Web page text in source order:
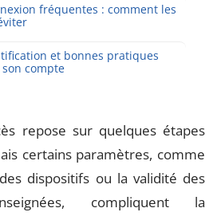
fréquentes : comment les
et bonnes pratiques
compte
repose sur quelques étapes
certains paramètres, comme
dispositifs ou la validité des
compliquent la